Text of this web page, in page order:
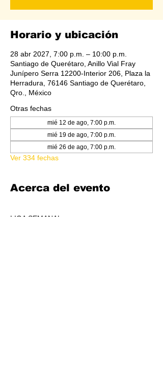
Horario y ubicación
28 abr 2027, 7:00 p.m. – 10:00 p.m.
Santiago de Querétaro, Anillo Vial Fray
Junípero Serra 12200-Interior 206, Plaza la
Herradura, 76146 Santiago de Querétaro,
Qro., México
Otras fechas
mié 12 de ago, 7:00 p.m.
mié 19 de ago, 7:00 p.m.
mié 26 de ago, 7:00 p.m.
Ver 334 fechas
Acerca del evento
LIGA SEMANAL